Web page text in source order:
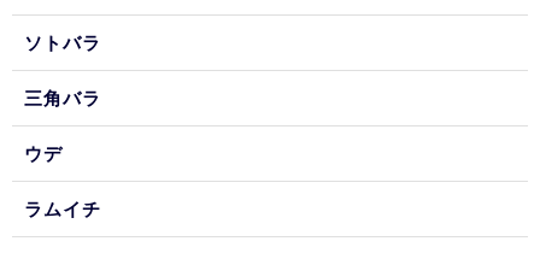
ソトバラ
三角バラ
ウデ
ラムイチ